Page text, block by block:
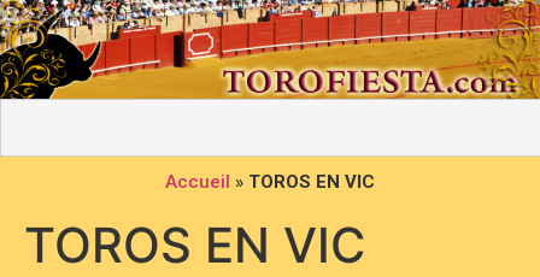
Accueil » TOROS EN VIC
TOROS EN VIC